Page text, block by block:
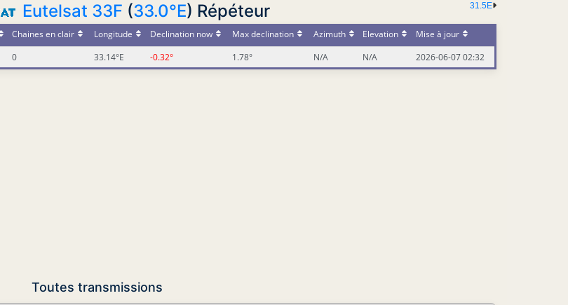
31.5E
Eutelsat 33F (33.0°E) Répéteur
Chaines en clair Longitude Declination now Max declination Azimuth Elevation
Mise à jour
0 33.14°E -0.32° 1.78° N/A N/A 2026-06-07 02:32
Toutes transmissions